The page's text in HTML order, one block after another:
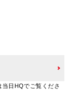
日HQでご覧くださ